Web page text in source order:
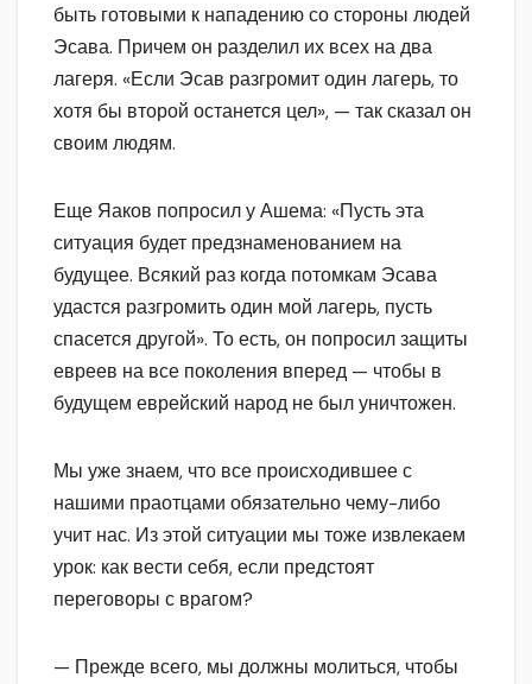
быть готовыми к нападению со стороны людей
Эсава. Причем он разделил их всех на два
лагеря. «Если Эсав разгромит один лагерь, то
хотя бы второй останется цел», — так сказал он
своим людям.
Еще Яаков попросил у Ашема: «Пусть эта
ситуация будет предзнаменованием на
будущее. Всякий раз когда потомкам Эсава
удастся разгромить один мой лагерь, пусть
спасется другой». То есть, он попросил защиты
евреев на все поколения вперед — чтобы в
будущем еврейский народ не был уничтожен.
Мы уже знаем, что все происходившее с
нашими праотцами обязательно чему-либо
учит нас. Из этой ситуации мы тоже извлекаем
урок: как вести себя, если предстоят
переговоры с врагом?
— Прежде всего, мы должны молиться, чтобы